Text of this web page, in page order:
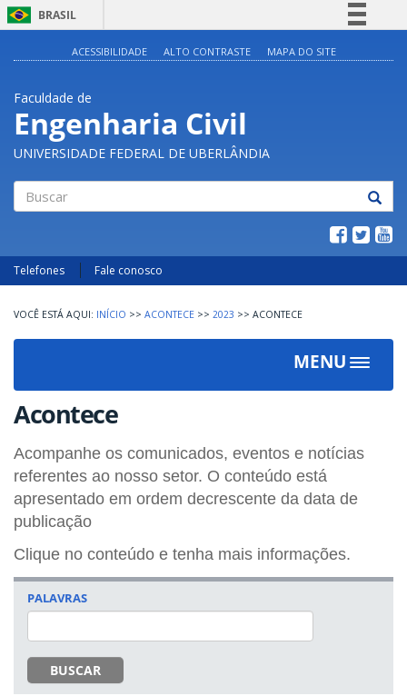
BRASIL
Legislação
Canais
ACESSIBILIDADE ALTO CONTRASTE MAPA DO SITE
Faculdade de
Engenharia Civil
UNIVERSIDADE FEDERAL DE UBERLÂNDIA
Telefones Fale conosco
INÍCIO >> ACONTECE >> 2023 >> ACONTECE
MENU
Toggle
Acontece
Acompanhe os comunicados, eventos e notícias
referentes ao nosso setor. O conteúdo está
apresentado em ordem decrescente da data de
publicação
Clique no conteúdo e tenha mais informações.
PALAVRAS
BUSCAR